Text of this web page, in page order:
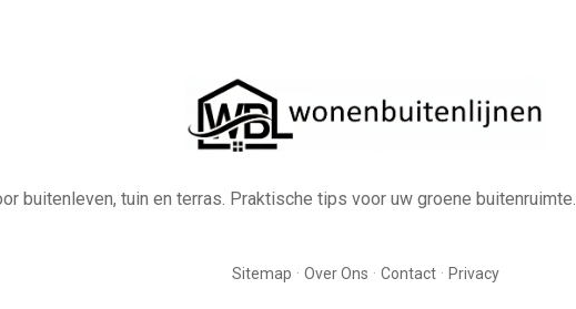
buitenleven, tuin en terras. Praktische tips voor uw groene buitenruimte.
Sitemap · Over Ons · Contact· Privacy